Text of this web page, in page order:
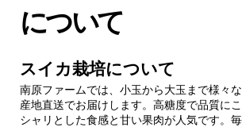
について
スイカ栽培について
南原ファームでは、小玉から大玉まで様々
産地直送でお届けします。高糖度で品質にこ
シャリとした食感と甘い果肉が人気です。